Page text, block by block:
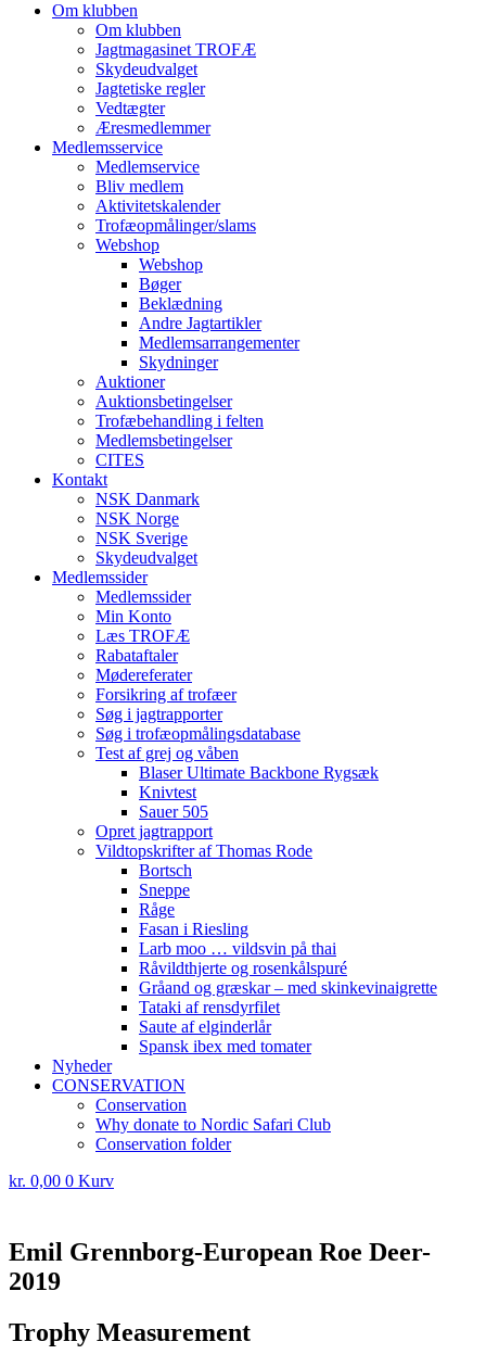
Om klubben
Om klubben
Jagtmagasinet TROFÆ
Skydeudvalget
Jagtetiske regler
Vedtægter
Æresmedlemmer
Medlemsservice
Medlemservice
Bliv medlem
Aktivitetskalender
Trofæopmålinger/slams
Webshop
Webshop
Bøger
Beklædning
Andre Jagtartikler
Medlemsarrangementer
Skydninger
Auktioner
Auktionsbetingelser
Trofæbehandling i felten
Medlemsbetingelser
CITES
Kontakt
NSK Danmark
NSK Norge
NSK Sverige
Skydeudvalget
Medlemssider
Medlemssider
Min Konto
Læs TROFÆ
Rabataftaler
Mødereferater
Forsikring af trofæer
Søg i jagtrapporter
Søg i trofæopmålingsdatabase
Test af grej og våben
Blaser Ultimate Backbone Rygsæk
Knivtest
Sauer 505
Opret jagtrapport
Vildtopskrifter af Thomas Rode
Bortsch
Sneppe
Råge
Fasan i Riesling
Larb moo … vildsvin på thai
Råvildthjerte og rosenkålspuré
Gråand og græskar – med skinkevinaigrette
Tataki af rensdyrfilet
Saute af elginderlår
Spansk ibex med tomater
Nyheder
CONSERVATION
Conservation
Why donate to Nordic Safari Club
Conservation folder
kr. 0,00 0 Kurv
Emil Grennborg-European Roe Deer-
2019
Trophy Measurement